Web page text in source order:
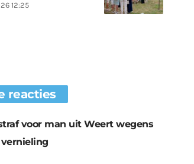
12:25
reacties
voor man uit Weert wegens